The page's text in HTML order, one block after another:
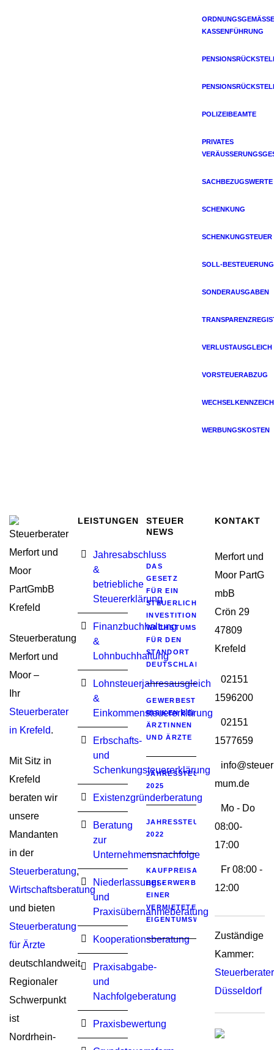
ORDNUNGSGEMÄSSE K
ASSENFÜHRUNG
POLIZEIBEAMTE
PRIVATES
SACHBEZUGSWERTE
SCHENKUNG
SCHENKUNGSTEUER
SOLL-BESTEUERUNG
SONDERAUSGABEN
VERLUSTAUSGLEICH
VORSTEUERABZUG
WERBUNGSKOSTEN
Steuerberatung
Merfort und
Moor –
Ihr
Steuerberater
in Krefeld.
Mit Sitz in
Krefeld
beraten wir
unsere
Mandanten
in der
Steuerberatung,
Wirtschaftsberatung
und bieten
Steuerberatung
für Ärzte
deutschlandweit.
Regionaler
Schwerpunkt
ist
Nordrhein-
LEISTUNGEN
Jahresabschluss
&
betriebliche
Steuererklärung
Finanzbuchhaltung
&
Lohnbuchhaltung
Lohnsteuerjahresausgleich
&
Einkommensteuererklärung
Erbschafts-
und
Schenkungsteuererklärung
Existenzgründerberatung
Beratung
zur
Unternehmensnachfolge
Niederlassungs-
und
Praxisübernahmeberatung
Kooperationsberatung
Praxisabgabe-
und
Nachfolgeberatung
Praxisbewertung
STEUER
NEWS
DAS
GESETZ
FÜR EIN
STEUERLICHES
WACHSTUMSIMPULSE
FÜR DEN
STANDORT
DEUTSCHLAND
GEWERBESTEUERLICHE
RISIKEN BEI
ÄRZTINNEN
UND ÄRZTE
JAHRESSTEUERGESETZ
2025
JAHRESSTEUERGESETZ
2022
KAUFPREISAUFTEILUNG
BEI ERWERB
EINER
VERMIETETEN
EIGENTUMSWOHNUNG
KONTAKT
Merfort und
Moor PartG
mbB
Crön 29
47809
Krefeld
02151
1596200
02151
1577659
mum.de
Mo - Do
08:00-
17:00
Fr 08:00 -
12:00
Zuständige
Kammer:
Düsseldorf